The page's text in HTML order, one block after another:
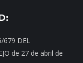
DEL
de 27 de abril de